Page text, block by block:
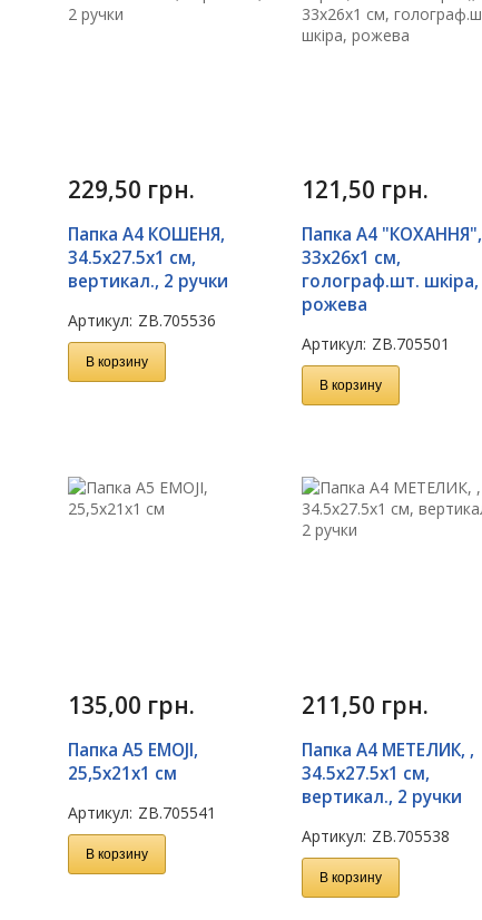
229,50 грн.
Папка А4 КОШЕНЯ,
34.5х27.5х1 см,
вертикал., 2 ручки
Артикул: ZB.705536
В корзину
121,50 грн.
Папка А4 "КОХАННЯ",
33х26х1 см,
голограф.шт. шкіра,
рожева
Артикул: ZB.705501
В корзину
135,00 грн.
Папка А5 EMOJI,
25,5х21х1 см
Артикул: ZB.705541
В корзину
211,50 грн.
Папка А4 МЕТЕЛИК, ,
34.5х27.5х1 см,
вертикал., 2 ручки
Артикул: ZB.705538
В корзину